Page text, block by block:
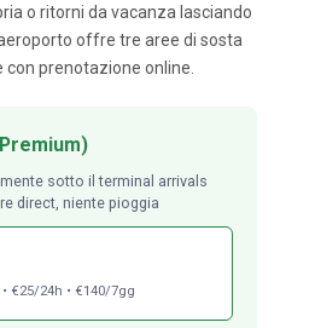
o ritorni da vacanza lasciando
offre tre aree di sosta
prenotazione online.
sotto il terminal arrivals
direct, niente pioggia
€25/24h • €140/7gg